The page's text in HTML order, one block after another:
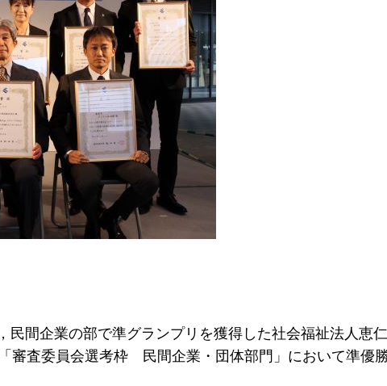
民間企業の部で準グランプリを獲得した社会福祉法人恵
審査委員会選考枠
民間企業・団体部門」において準優